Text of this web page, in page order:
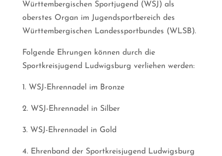
Württembergischen Sportjugend (WSJ) als
oberstes Organ im Jugendsportbereich des
Württembergischen Landessportbundes (WLSB).
Folgende Ehrungen können durch die
Sportkreisjugend Ludwigsburg verliehen werden:
1. WSJ-Ehrennadel im Bronze
2. WSJ-Ehrennadel in Silber
3. WSJ-Ehrennadel in Gold
4. Ehrenband der Sportkreisjugend Ludwigsburg